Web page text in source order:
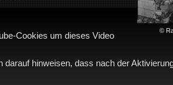
©
Cookies um dieses Video
darauf hinweisen, dass nach der